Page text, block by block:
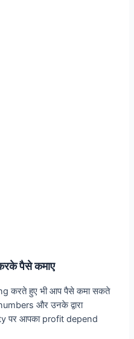
पैसे कमाए
करते हुए भी आप पैसे कमा सकते
और उनके द्वारा
पर आपका profit depend